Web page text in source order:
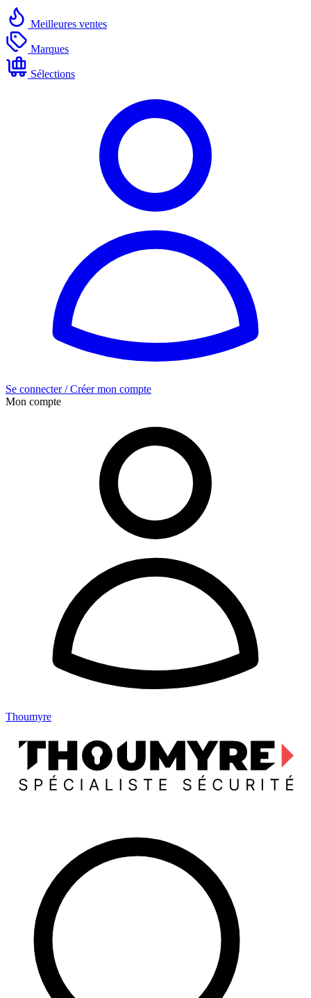
Meilleures ventes
Marques
Sélections
Se connecter / Créer mon compte
Mon compte
Thoumyre